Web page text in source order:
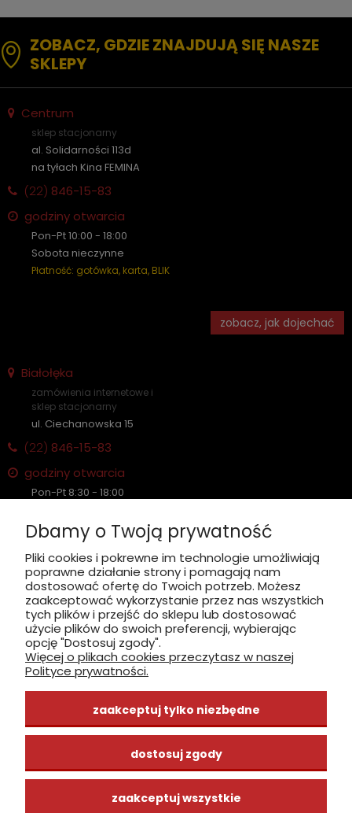
ZOBACZ, GDZIE ZNAJDUJĄ SIĘ NASZE
SKLEPY
Centrum
sklep stacjonarny
al. Solidarności 113d
na tyłach Kina FEMINA
(22) 846-15-83
godziny otwarcia
Pon-Pt 10:00 - 18:00
Sobota nieczynne
Płatność: gotówka, karta, BLIK
zobacz, jak dojechać
Białołęka
zamówienia internetowe i
sklep stacjonarny
ul. Ciechanowska 15
(22) 846-15-83
godziny otwarcia
Pon-Pt 8:30 - 18:00
Płatność: gotówka, karta, BLIK
zobacz, jak dojechać
INFORMACJE
ZAKUPY
CENTRUM WIEDZY
Dbamy o Twoją prywatność
Pliki cookies i pokrewne im technologie umożliwiają
poprawne działanie strony i pomagają nam
dostosować ofertę do Twoich potrzeb. Możesz
zaakceptować wykorzystanie przez nas wszystkich
tych plików i przejść do sklepu lub dostosować
użycie plików do swoich preferencji, wybierając
opcję "Dostosuj zgody".
Więcej o plikach cookies przeczytasz w naszej
Polityce prywatności.
zaakceptuj tylko niezbędne
dostosuj zgody
zaakceptuj wszystkie